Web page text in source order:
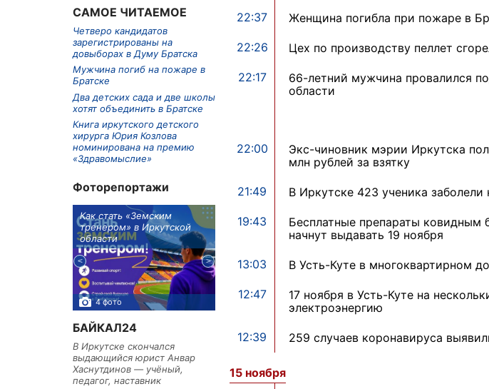
САМОЕ ЧИТАЕМОЕ
Четверо кандидатов
зарегистрированы на
довыборах в Думу Братска
Мужчина погиб на пожаре в
Братске
Два детских сада и две школы
хотят объединить в Братске
Книга иркутского детского
хирурга Юрия Козлова
номинирована на премию
«Здравомыслие»
Фоторепортажи
Как стать «Земским
тренером» в Иркутской
области
4 фото
Три охотника за черемшой
пропали в Киренском
миллионов рублей
машиностроительное
области
3 фото
БАЙКАЛ24
В Иркутске скончался
выдающийся юрист Анвар
Хаснутдинов — учёный,
педагог, наставник
22:37 Женщина погибла при пожаре в
22:26 Цех по производству пеллет
22:17
66-летний мужчина провалился
области
22:00
Экс-чиновник мэрии Иркутска
млн рублей за взятку
21:49 В Иркутске 423 ученика
19:43
Бесплатные препараты ковидным
начнут выдавать 19 ноября
13:03 В Усть-Куте в многоквартирном
12:47
17 ноября в Усть-Куте на
электроэнергию
12:39 259 случаев коронавируса
15 ноября